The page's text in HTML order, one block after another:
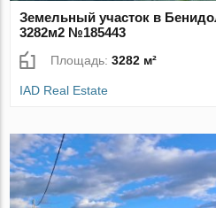
Земельный участок в
3282м2 №185443
Площадь:3282 м²
IAD Real Estate